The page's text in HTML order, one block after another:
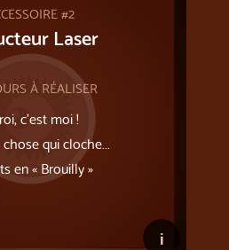
#2
Laser
À RÉALISER
c'est moi !
qui cloche...
en « Brouilly »
i